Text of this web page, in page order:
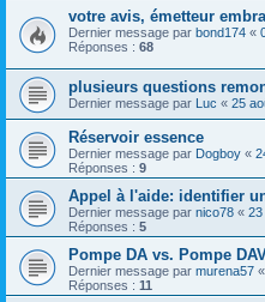
votre avis, émetteur
Dernier message par bond174 «
Réponses : 68
plusieurs questions
Dernier message par Luc « 25
Réservoir essence
Dernier message par Dogboy «
Réponses : 9
Appel à l'aide: identifier
Dernier message par nico78 « 23
Réponses : 5
Pompe DA vs. Pompe
Dernier message par murena57 «
Réponses : 11